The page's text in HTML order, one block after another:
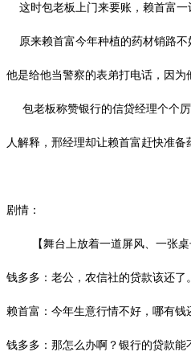
这时包老板上门来要账，赖首富一
原来赖首富今年种植的药材销路不
他是给他当警察的表弟打电话，因
包老板称赞银行的信贷经理个个厉
人解释，邢经理却让赖首富赶快准备
剧情：
【舞台上放着一道屏风、一张
钱多多：老公，农信社的贷款该还了。
赖首富：今年生意行情不好，哪有钱
钱多多：那怎么办啊？银行的贷款能